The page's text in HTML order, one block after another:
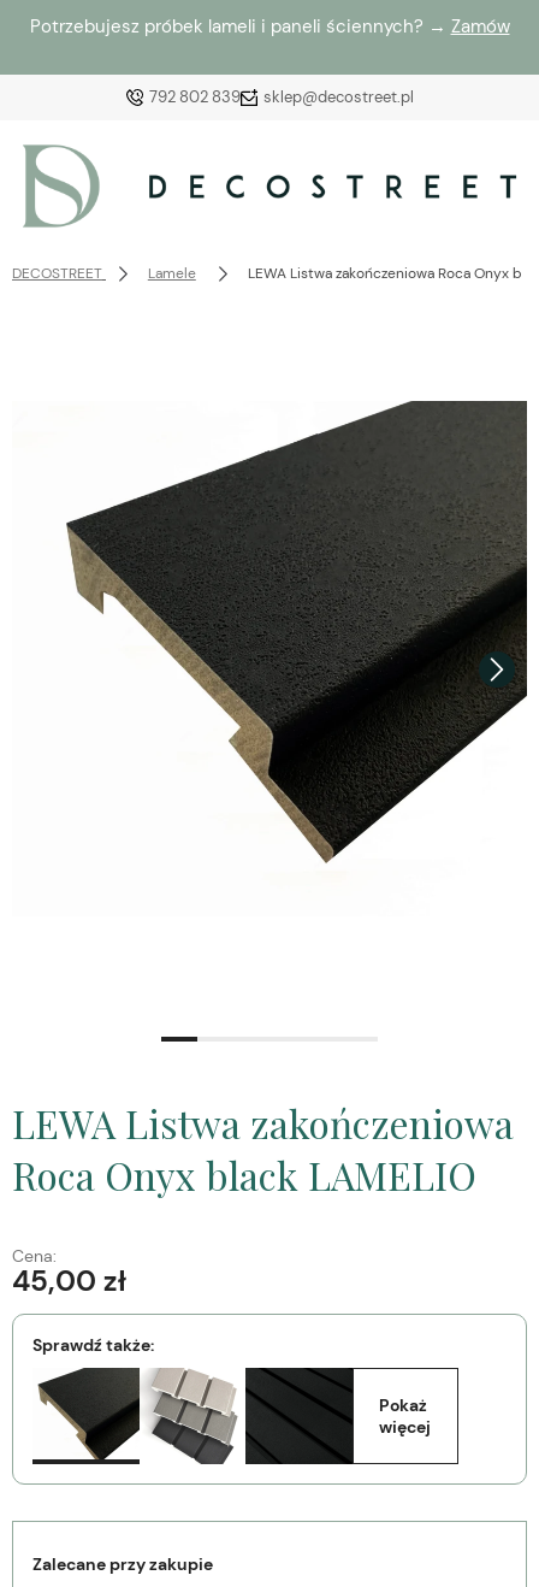
Potrzebujesz próbek lameli i paneli ściennych? → Zamów
792 802 839 sklep@decostreet.pl
Wybierz coś dla siebie z naszej aktualnej oferty lub
zaloguj się, aby przywrócić dodane produkty do listy
z poprzedniej sesji.
DECOSTREET Lamele LEWA Listwa zakończeniowa Roca Onyx
LEWA Listwa zakończeniowa
Roca Onyx black LAMELIO
Cena:
45,00 zł
Sprawdź także:
Pokaż
więcej
Zalecane przy zakupie